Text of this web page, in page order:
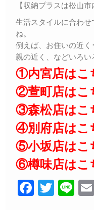
【収納プラスは松山
生活スタイルに合わ
ね。
例えば、お住いの近
親の近く、などいろい
①内宮店はこ
②萱町店はこ
③森松店はこ
④別府店はこ
⑤小坂店はこ
⑥樽味店はこ
F
T
Li